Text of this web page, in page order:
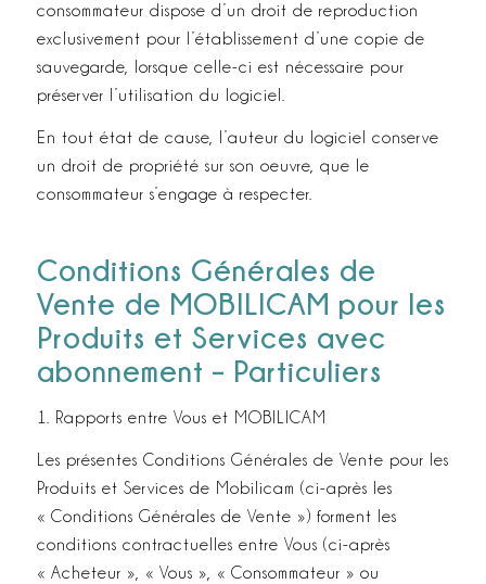
consommateur dispose d’un droit de reproduction
exclusivement pour l’établissement d’une copie de
sauvegarde, lorsque celle-­ci est nécessaire pour
préserver l’utilisation du logiciel.
En tout état de cause, l’auteur du logiciel conserve
un droit de propriété sur son oeuvre, que le
consommateur s’engage à respecter.
Conditions Générales de
Vente de MOBILICAM pour les
Produits et Services avec
abonnement – Particuliers
1. Rapports entre Vous et MOBILICAM
Les présentes Conditions Générales de Vente pour les
Produits et Services de Mobilicam (ci-après les
« Conditions Générales de Vente ») forment les
conditions contractuelles entre Vous (ci-après
« Acheteur », « Vous », « Consommateur » ou